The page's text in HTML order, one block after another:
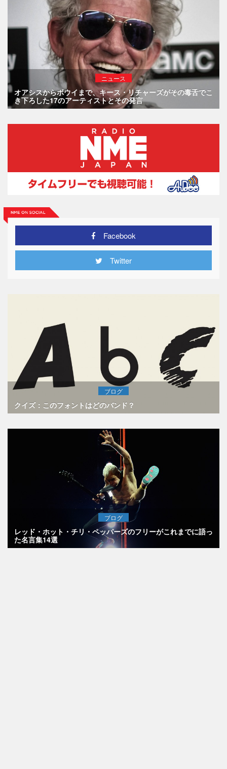
ニュース
オアシスからボウイまで、キース・リチャーズがその毒舌でこ
き下ろした17のアーティストとその発言
Facebook
Twitter
ブログ
クイズ：このフォントはどのバンド？
ブログ
レッド・ホット・チリ・ペッパーズのフリーがこれまでに語っ
た名言集14選